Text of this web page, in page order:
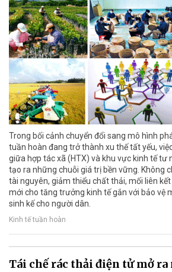
Trong bối cảnh chuyển đổi sang mô hình
tuần hoàn đang trở thành xu thế tất yếu,
giữa hợp tác xã (HTX) và khu vực kinh tế tư
tạo ra những chuỗi giá trị bền vững. Không
tài nguyên, giảm thiểu chất thải, mối liên
mới cho tăng trưởng kinh tế gắn với bảo vệ
sinh kế cho người dân.
Kinh tế tuần hoàn
Tái chế rác thải điện tử mở ra